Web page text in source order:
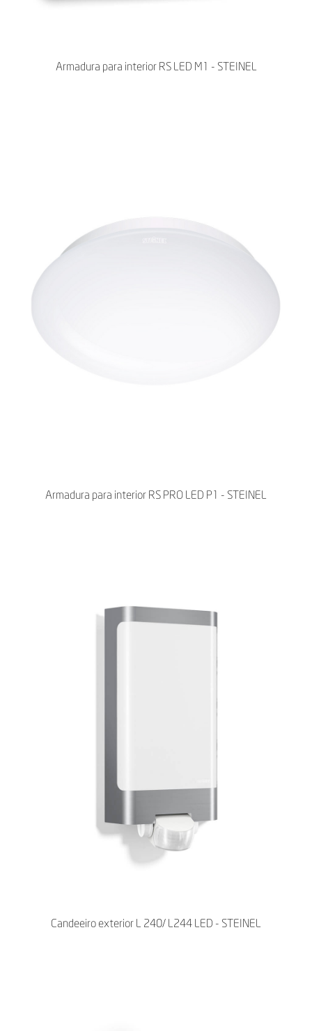
Armadura para interior RS LED M1 - STEINEL
Armadura para interior RS PRO LED P1 - STEINEL
Candeeiro exterior L 240/ L244 LED - STEINEL